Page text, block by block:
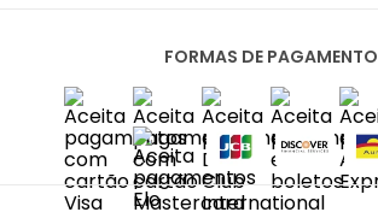
POLÍTICA DE ENTREGA
TROCAS E DEVOLUÇÕES
SAC
DIAS ÚTEIS DAS 10H ÀS 18H
SAC@LARANJALIMASHOES.COM.BR
(11) 2067-8100
FORMAS DE PAGAMENTO